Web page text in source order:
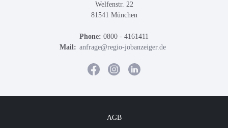
Welfenstr. 22
81541 München
Phone: 0800 - 4161411
Mail: anfrage@regio-jobanzeiger.de
AGB